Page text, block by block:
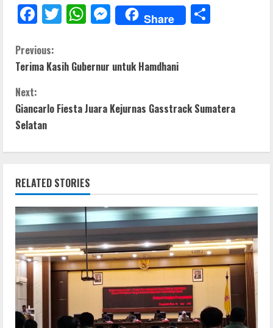
F
e
b
o
k
T
er
W
s
p
M
e
e
g
Share
C
o
n
t
i
n
u
e
R
e
a
Previous:
Terima Kasih Gubernur untuk Hamdhani
Next:
Giancarlo Fiesta Juara Kejurnas Gasstrack Sumatera
Selatan
RELATED STORIES